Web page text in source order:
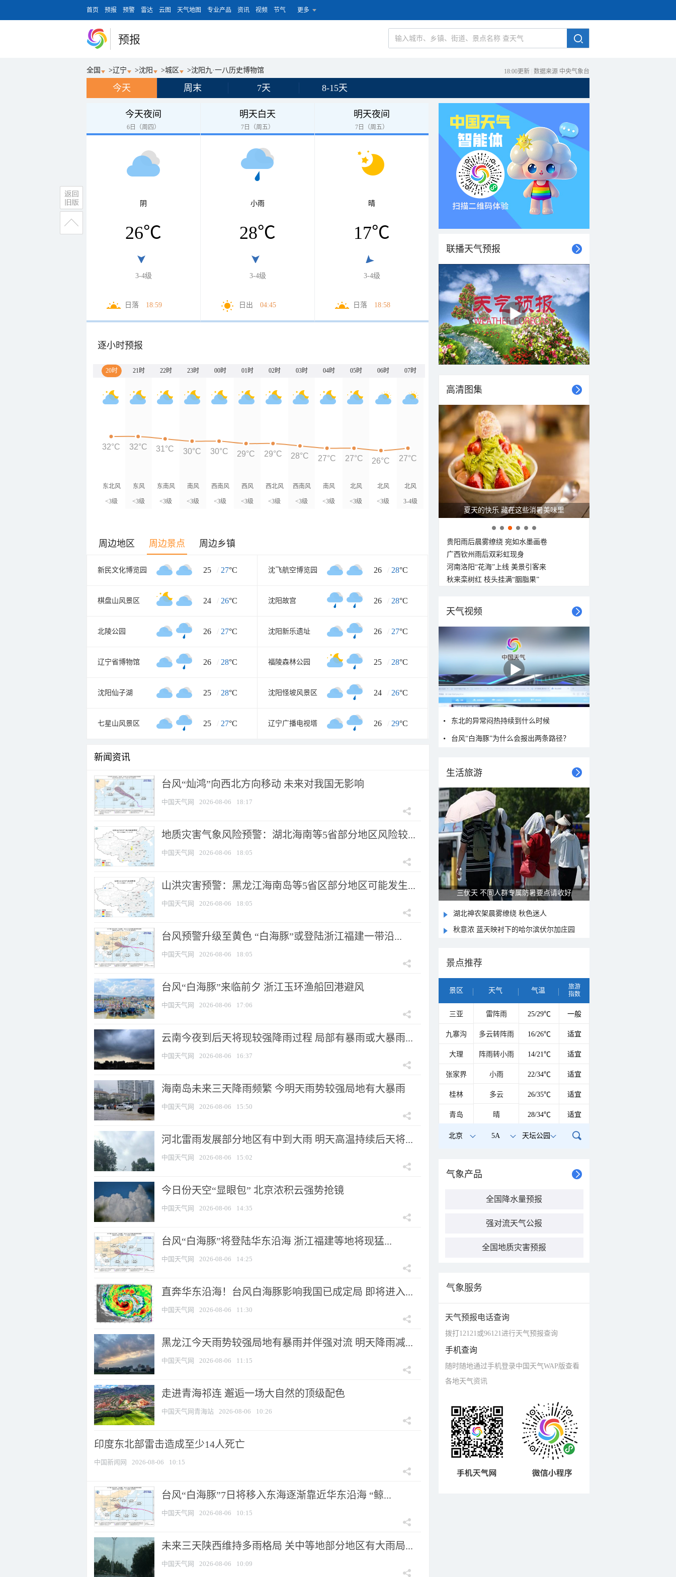
首页 预报 预警 雷达 云图 天气地图 专业产品 资讯 视频 节气 更多
预报
全国 >辽宁 >沈阳 >城区 >沈阳九·一八历史博物馆 18:00更新 数据来源 中央气象台
今天 周末 7天 8-15天
今天夜间
6日（周四）
阴
26℃
3-4级
日落 18:59
明天白天
7日（周五）
小雨
28℃
3-4级
日出 04:45
明天夜间
7日（周五）
晴
17℃
3-4级
日落 18:58
逐小时预报
20时 21时 22时 23时 00时 01时 02时 03时 04时 05时 06时 07时
东北风
<3级
东风
<3级
东南风
<3级
南风
<3级
西南风
<3级
西风
<3级
西北风
<3级
西南风
<3级
南风
<3级
北风
<3级
北风
<3级
北风
3-4级
32°C 32°C 31°C 30°C 30°C 29°C 29°C 28°C 27°C 27°C 26°C 27°C
周边地区 周边景点 周边乡镇
新民文化博览园 25 / 27°C 沈飞航空博览园 26 / 28°C
棋盘山风景区 24 / 26°C 沈阳故宫 26 / 28°C
北陵公园 26 / 27°C 沈阳新乐遗址 26 / 27°C
辽宁省博物馆 26 / 28°C 福陵森林公园 25 / 28°C
沈阳仙子湖 25 / 28°C 沈阳怪坡风景区 24 / 26°C
七星山风景区 25 / 27°C 辽宁广播电视塔 26 / 29°C
新闻资讯
台风“灿鸿”向西北方向移动 未来对我国无影响
中国天气网 2026-08-06 18:17
地质灾害气象风险预警：湖北海南等5省部分地区风险较...
中国天气网 2026-08-06 18:05
山洪灾害预警：黑龙江海南岛等5省区部分地区可能发生...
中国天气网 2026-08-06 18:05
台风预警升级至黄色 “白海豚”或登陆浙江福建一带沿...
中国天气网 2026-08-06 18:05
台风“白海豚”来临前夕 浙江玉环渔船回港避风
中国天气网 2026-08-06 17:06
云南今夜到后天将现较强降雨过程 局部有暴雨或大暴雨...
中国天气网 2026-08-06 16:37
海南岛未来三天降雨频繁 今明天雨势较强局地有大暴雨
中国天气网 2026-08-06 15:50
河北雷雨发展部分地区有中到大雨 明天高温持续后天将...
中国天气网 2026-08-06 15:02
今日份天空“显眼包” 北京浓积云强势抢镜
中国天气网 2026-08-06 14:35
台风“白海豚”将登陆华东沿海 浙江福建等地将现猛...
中国天气网 2026-08-06 14:25
直奔华东沿海！台风白海豚影响我国已成定局 即将进入...
中国天气网 2026-08-06 11:30
黑龙江今天雨势较强局地有暴雨并伴强对流 明天降雨减...
中国天气网 2026-08-06 11:15
走进青海祁连 邂逅一场大自然的顶级配色
中国天气网青海站 2026-08-06 10:26
印度东北部雷击造成至少14人死亡
中国新闻网 2026-08-06 10:15
台风“白海豚”7日将移入东海逐渐靠近华东沿海 “鲸...
中国天气网 2026-08-06 10:15
未来三天陕西维持多雨格局 关中等地部分地区有大雨局...
中国天气网 2026-08-06 10:09
联播天气预报
高清图集
夏天的快乐 藏在这些消暑美味里
贵阳雨后晨雾缭绕 宛如水墨画卷
广西钦州雨后双彩虹现身
河南洛阳“花海”上线 美景引客来
秋来栾树红 枝头挂满“胭脂果”
天气视频
东北的异常闷热持续到什么时候
台风“白海豚”为什么会报出两条路径？
生活旅游
三伏天 不同人群专属防暑要点请收好
湖北神农架晨雾缭绕 秋色迷人
秋意浓 蓝天映衬下的哈尔滨伏尔加庄园
景点推荐
景区 天气 气温
旅游
指数
三亚 雷阵雨 25/29℃ 一般
九寨沟 多云转阵雨 16/26℃ 适宜
大理 阵雨转小雨 14/21℃ 适宜
张家界 小雨 22/34℃ 适宜
桂林 多云 26/35℃ 适宜
青岛 晴 28/34℃ 适宜
北京 5A 天坛公园
气象产品
全国降水量预报
强对流天气公报
全国地质灾害预报
气象服务
天气预报电话查询
拨打12121或96121进行天气预报查询
手机查询
随时随地通过手机登录中国天气WAP版查看
各地天气资讯